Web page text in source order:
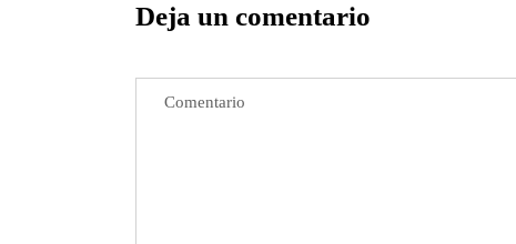
Deja un comentario